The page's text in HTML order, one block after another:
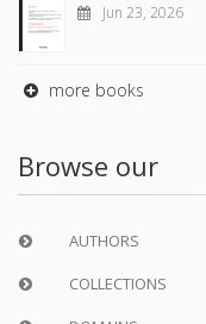
Jun 23, 2026
more books
Browse our
AUTHORS
COLLECTIONS